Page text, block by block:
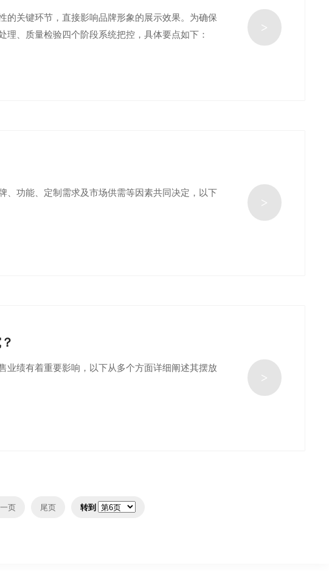
的关键环节，直接影响品牌形象的展示效果。为确保
、质量检验四个阶段系统把控，具体要点如下：
>
、功能、定制需求及市场供需等因素共同决定，以下
>
业绩有着重要影响，以下从多个方面详细阐述其摆放
>
页 尾页 转到